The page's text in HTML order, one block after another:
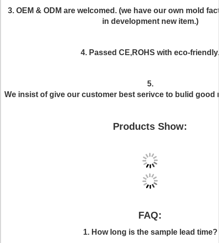
3. OEM & ODM are welcomed. (we have our own mold
in development new item.)
4. Passed CE,ROHS with eco-friendly.
5.
We insist of give our customer best serivce to bulid good
Products Show:
FAQ:
1. How long is the sample lead time?